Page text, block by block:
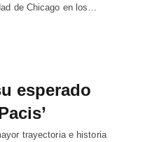
de Chicago en los…
esperado
trayectoria e historia